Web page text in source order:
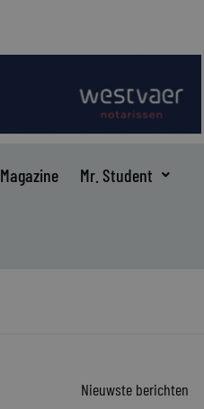
Magazine Mr. Student
Nieuwste berichten